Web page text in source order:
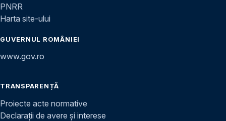
PNRR
Harta site-ului
GUVERNUL ROMÂNIEI
www.gov.ro
TRANSPARENȚĂ
Proiecte acte normative
Declarații de avere și interese